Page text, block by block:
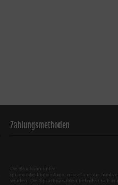
Zahlungsmethoden
Die Box kann unter
tpl_modified/boxes/box_miscellaneous.html
werden. Die Sprachvariablen befinden sich in